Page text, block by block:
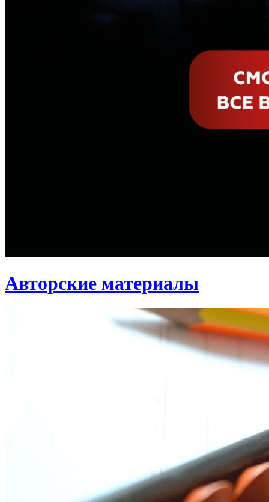
Авторские материалы